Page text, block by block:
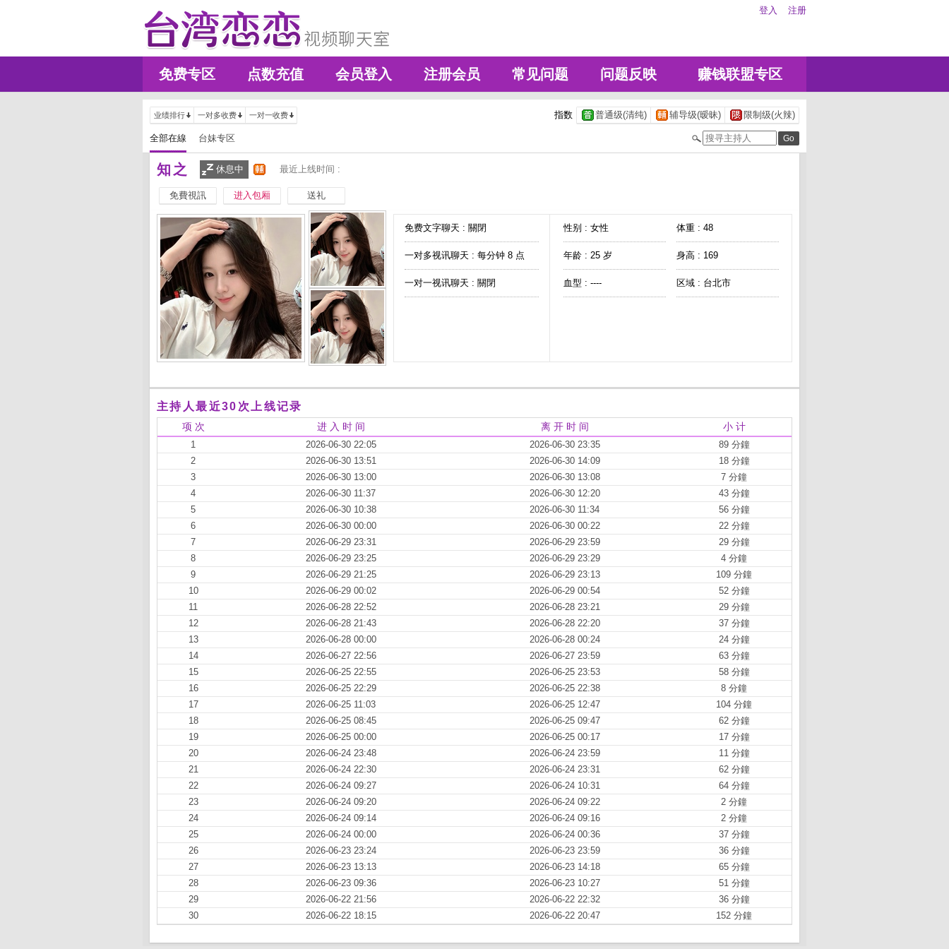
登入 注册
免费专区 点数充值 会员登入 注册会员 常见问题 问题反映 赚钱联盟专区
业绩排行 一对多收费 一对一收费 指数 普通级(清纯) 辅导级(暧昧) 限制级(火辣)
全部在線 台妹专区
知之 休息中 最近上线时间 :
免費視訊 进入包厢 送礼
免费文字聊天 : 關閉
一对多视讯聊天 : 每分钟 8 点
一对一视讯聊天 : 關閉
性别 : 女性 体重 : 48
年龄 : 25 岁 身高 : 169
血型 : ---- 区域 : 台北市
主持人最近30次上线记录
项 次 进 入 时 间 离 开 时 间 小 计
1 2026-06-30 22:05 2026-06-30 23:35
89 分鐘
2
2026-06-30 13:51 2026-06-30 14:09
18 分鐘
3
2026-06-30 13:00 2026-06-30 13:08
7 分鐘
4
2026-06-30 11:37 2026-06-30 12:20
43 分鐘
5
2026-06-30 10:38 2026-06-30 11:34
56 分鐘
6
2026-06-30 00:00 2026-06-30 00:22
22 分鐘
7
2026-06-29 23:31 2026-06-29 23:59
29 分鐘
8
2026-06-29 23:25 2026-06-29 23:29
4 分鐘
9
2026-06-29 21:25 2026-06-29 23:13
109 分鐘
10
2026-06-29 00:02 2026-06-29 00:54
52 分鐘
11
2026-06-28 22:52 2026-06-28 23:21
29 分鐘
12
2026-06-28 21:43 2026-06-28 22:20
37 分鐘
13
2026-06-28 00:00 2026-06-28 00:24
24 分鐘
14
2026-06-27 22:56 2026-06-27 23:59
63 分鐘
15
2026-06-25 22:55 2026-06-25 23:53
58 分鐘
16
2026-06-25 22:29 2026-06-25 22:38
8 分鐘
17
2026-06-25 11:03 2026-06-25 12:47
104 分鐘
18
2026-06-25 08:45 2026-06-25 09:47
62 分鐘
19
2026-06-25 00:00 2026-06-25 00:17
17 分鐘
20
2026-06-24 23:48 2026-06-24 23:59
11 分鐘
21
2026-06-24 22:30 2026-06-24 23:31
62 分鐘
22
2026-06-24 09:27 2026-06-24 10:31
64 分鐘
23
2026-06-24 09:20 2026-06-24 09:22
2 分鐘
24
2026-06-24 09:14 2026-06-24 09:16
2 分鐘
25
2026-06-24 00:00 2026-06-24 00:36
37 分鐘
26
2026-06-23 23:24 2026-06-23 23:59
36 分鐘
27
2026-06-23 13:13 2026-06-23 14:18
65 分鐘
28
2026-06-23 09:36 2026-06-23 10:27
51 分鐘
29
2026-06-22 21:56 2026-06-22 22:32
36 分鐘
30
2026-06-22 18:15 2026-06-22 20:47 152 分鐘